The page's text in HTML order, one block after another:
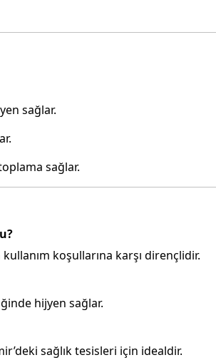
sağlar.
sağlar.
koşullarına karşı dirençlidir.
hijyen sağlar.
sağlık tesisleri için idealdir.